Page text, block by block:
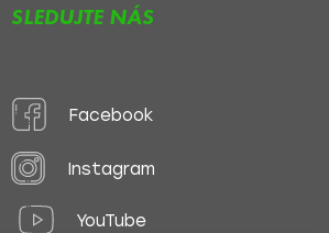
SLEDUJTE NÁS
Facebook
Instagram
YouTube